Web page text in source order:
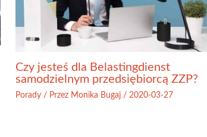
Czy jesteś dla Belastingdienst
samodzielnym przedsiębiorcą ZZP?
Porady / Przez Monika Bugaj / 2020-03-27